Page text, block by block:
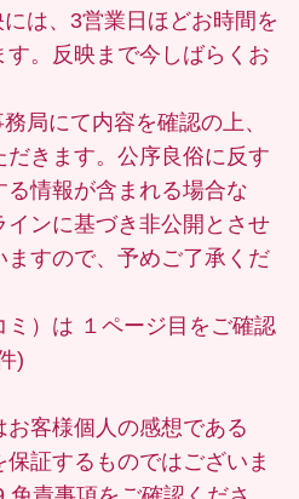
は、3営業日ほどお時間を
。反映まで今しばらくお
局にて内容を確認の上、
きます。公序良俗に反す
情報が含まれる場合な
インに基づき非公開とさせ
すので、予めご了承くだ
ミ）は １ページ目 をご確認
)
客様個人の感想である
証するものではございま